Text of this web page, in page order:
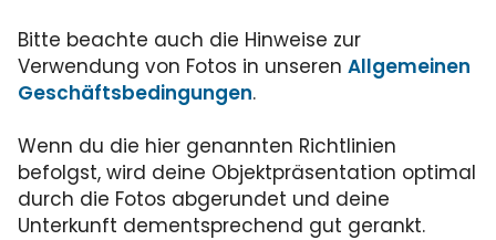
Bitte beachte auch die Hinweise zur
Verwendung von Fotos in unseren Allgemeinen
Geschäftsbedingungen.
Wenn du die hier genannten Richtlinien
befolgst, wird deine Objektpräsentation optimal
durch die Fotos abgerundet und deine
Unterkunft dementsprechend gut gerankt.